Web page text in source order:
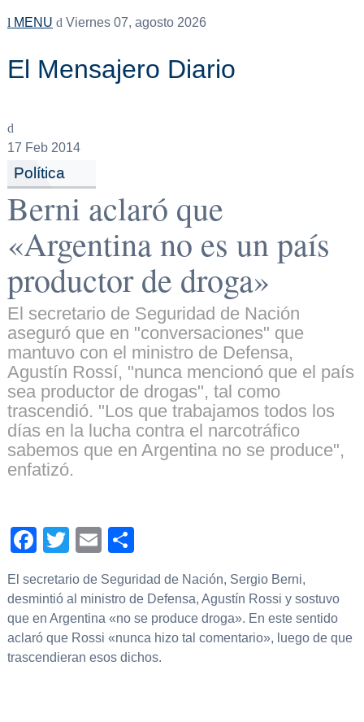
MENU Viernes 07, agosto 2026
El Mensajero Diario
17 Feb 2014
Política
Berni aclaró que
«Argentina no es un país
productor de droga»
El secretario de Seguridad de Nación
aseguró que en "conversaciones" que
mantuvo con el ministro de Defensa,
Agustín Rossí, "nunca mencionó que el país
sea productor de drogas", tal como
trascendió. "Los que trabajamos todos los
días en la lucha contra el narcotráfico
sabemos que en Argentina no se produce",
enfatizó.
Facebook
TwitterEmail
El secretario de Seguridad de Nación, Sergio Berni,
desmintió al ministro de Defensa, Agustín Rossi y sostuvo
que en Argentina «no se produce droga». En este sentido
aclaró que Rossi «nunca hizo tal comentario», luego de que
trascendieran esos dichos.